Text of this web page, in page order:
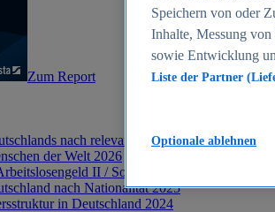
Zum Report
nach relevanten Altersgruppen 2024
der Welt 2026
II / Sozialgeld / Bürgergeld in
nach Nationalität 2025
in Deutschland 2024
Speichern von oder
Inhalte, Messung
sowie Entwicklung
Liste der Partner
Optionale ablehnen